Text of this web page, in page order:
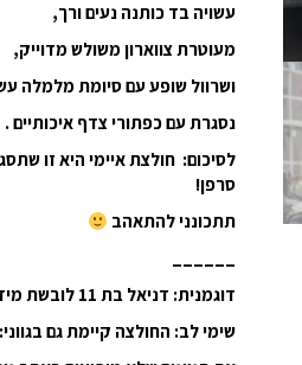
עשויה בד כותנה נעים ורך,
מעוטרת צווארון משולש מדוייק,
ושרוול שופע עם סיומת מלמלה
נסגרת עם כפתורי צדף איכותיים .
לסיכום: חולצת איימי היא זו
סרפן!
תתכונני להתאהב
דוגמנית: דניאל בת 11 לובשת מידה 9-10
שימי לב: החולצה קיימת גם